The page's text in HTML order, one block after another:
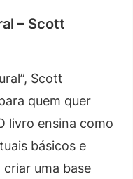
– Scott
Scott
quem quer
livro ensina como
básicos e
criar uma base